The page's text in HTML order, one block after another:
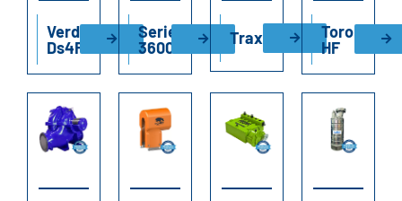
Verderflex
Ds4F
Series
3600
Traxvac
Toro
HF